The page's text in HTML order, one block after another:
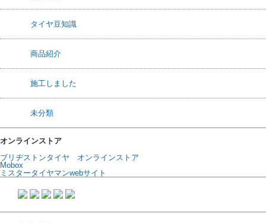
タイヤ豆知識
商品紹介
施工しました
未分類
オンラインストア
ブリヂストンタイヤ オンラインストア
Mobox
ミスタータイヤマンwebサイト